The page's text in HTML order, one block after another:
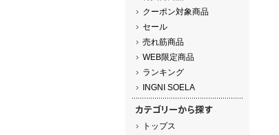
クーポン対象商品
セール
売れ筋商品
WEB限定商品
ランキング
INGNI SOELA
トップス